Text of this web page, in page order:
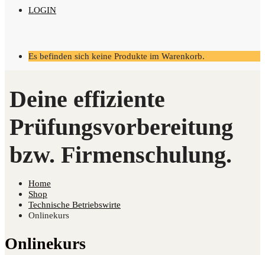
LOGIN
Es befinden sich keine Produkte im Warenkorb.
Home
Shop
Technische Betriebswirte
Onlinekurs
Onlinekurs